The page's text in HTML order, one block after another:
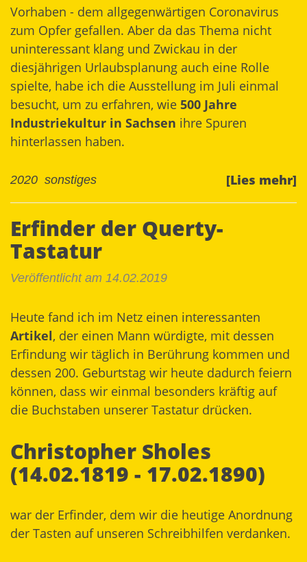
Vorhaben - dem allgegenwärtigen Coronavirus
zum Opfer gefallen. Aber da das Thema nicht
uninteressant klang und Zwickau in der
diesjährigen Urlaubsplanung auch eine Rolle
spielte, habe ich die Ausstellung im Juli einmal
besucht, um zu erfahren, wie 500 Jahre
Industriekultur in Sachsen ihre Spuren
hinterlassen haben.
[Lies mehr]
2020 sonstiges
Erfinder der Querty-
Tastatur
Veröffentlicht am 14.02.2019
Heute fand ich im Netz einen interessanten
Artikel, der einen Mann würdigte, mit dessen
Erfindung wir täglich in Berührung kommen und
dessen 200. Geburtstag wir heute dadurch feiern
können, dass wir einmal besonders kräftig auf
die Buchstaben unserer Tastatur drücken.
Christopher Sholes
(14.02.1819 - 17.02.1890)
war der Erfinder, dem wir die heutige Anordnung
der Tasten auf unseren Schreibhilfen verdanken.